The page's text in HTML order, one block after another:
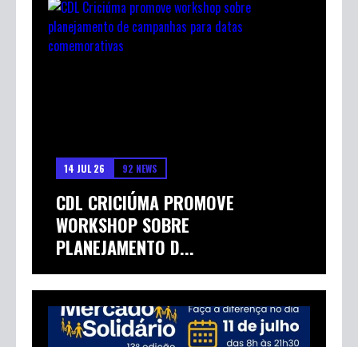
14 JUL 26 92 NEWS
CDL CRICIÚMA PROMOVE
WORKSHOP SOBRE
PLANEJAMENTO D...